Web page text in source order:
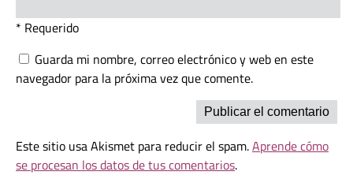
* Requerido
Guarda mi nombre, correo electrónico y web en este
navegador para la próxima vez que comente.
Este sitio usa Akismet para reducir el spam.Aprende cómo
se procesan los datos de tus comentarios.